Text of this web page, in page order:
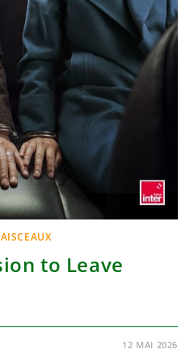
to Leave
12 MAI 2026